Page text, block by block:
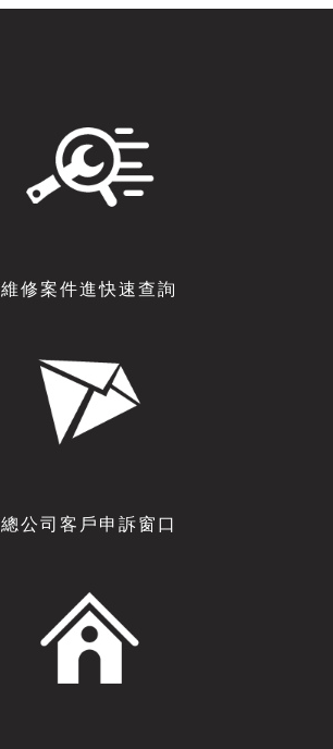
維修案件進快速查詢
總公司客戶申訴窗口